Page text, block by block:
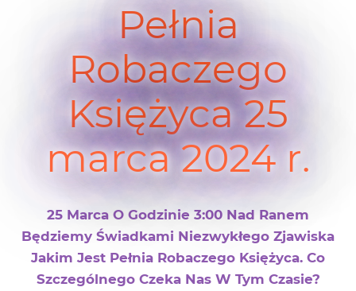
Pełnia
Robaczego
Księżyca 25
marca 2024 r.
25 Marca O Godzinie 3:00 Nad Ranem
Będziemy Świadkami Niezwykłego Zjawiska
Jakim Jest Pełnia Robaczego Księżyca. Co
Szczególnego Czeka Nas W Tym Czasie?